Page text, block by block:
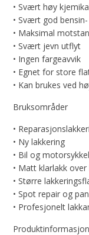
• Svært høy
• Svært god
• Maksimal
• Svært jevn utflyt
• Ingen fargeavvik
• Egnet for store
• Kan brukes ved
Bruksområder
•
• Ny lakkering
• Bil og motorsykkel
• Matt klarlakk
• Større
• Spot repair og
• Profesjonelt
Produktinformasjon